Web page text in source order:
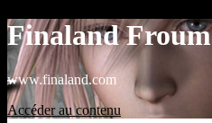
Finaland Froum
www.finaland.com
Accéder au contenu